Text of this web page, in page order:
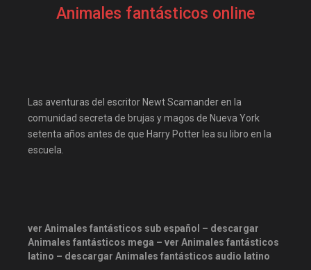
repelisplus rexpelis
ver peliculas
Animales fantásticos online
Las aventuras del escritor Newt Scamander en la
comunidad secreta de brujas y magos de Nueva York
setenta años antes de que Harry Potter lea su libro en la
escuela.
ver Animales fantásticos sub español – descargar
Animales fantásticos mega – ver Animales fantásticos
latino – descargar Animales fantásticos audio latino